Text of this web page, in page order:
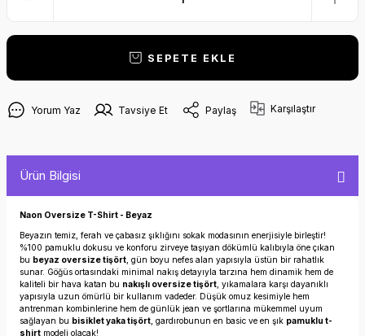
SEPETE EKLE
Yorum Yaz Tavsiye Et Paylaş Karşılaştır
Ürün Bilgisi
Naon Oversize T-Shirt - Beyaz
Beyazın temiz, ferah ve çabasız şıklığını sokak modasının enerjisiyle birleştir!
%100 pamuklu dokusu ve konforu zirveye taşıyan dökümlü kalıbıyla öne çıkan
bu beyaz oversize tişört , gün boyu nefes alan yapısıyla üstün bir rahatlık
sunar. Göğüs ortasındaki minimal nakış detayıyla tarzına hem dinamik hem de
kaliteli bir hava katan bu nakışlı oversize tişört , yıkamalara karşı dayanıklı
yapısıyla uzun ömürlü bir kullanım vadeder. Düşük omuz kesimiyle hem
antrenman kombinlerine hem de günlük jean ve şortlarına mükemmel uyum
sağlayan bu bisiklet yaka tişört , gardırobunun en basic ve en şık pamuklu t-
shirt modeli olacak!